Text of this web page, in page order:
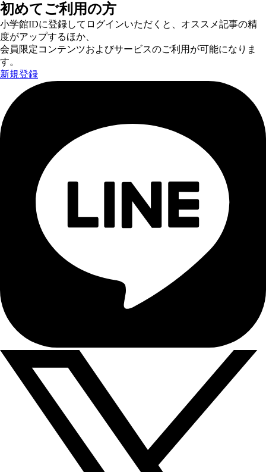
初めてご利用の方
小学館IDに登録してログインいただくと、オススメ記事の精
度がアップするほか、
会員限定コンテンツおよびサービスのご利用が可能になりま
す。
新規登録